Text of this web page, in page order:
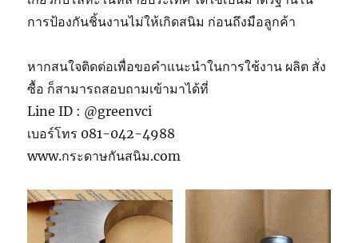
การป้องกันชิ้นงานไม่ให้เกิดสนิม ก่อนถึงมือลูกค้า
หากสนใจติดต่อเพื่อขอคำแนะนำในการใช้งาน ผลิต สั่ง
ซื้อ ก็สามารถสอบถามเข้ามาได้ที่
Line ID : @greenvci
เบอร์โทร 081-042-4988
www.กระดาษกันสนิม.com